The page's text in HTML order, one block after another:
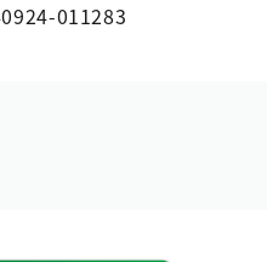
011283